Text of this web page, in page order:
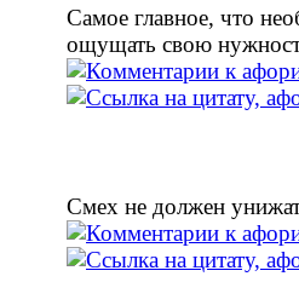
Самое главное, что
ощущать свою
Смех не должен